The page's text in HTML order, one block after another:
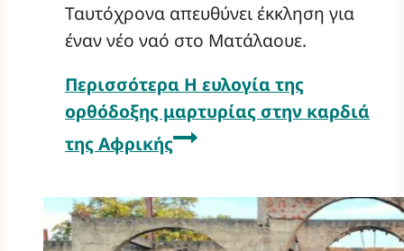
Ταυτόχρονα απευθύνει έκκληση για
έναν νέο ναό στο Ματάλαουε.
Περισσότερα Η ευλογία της
ορθόδοξης μαρτυρίας στην καρδιά
της Αφρικής